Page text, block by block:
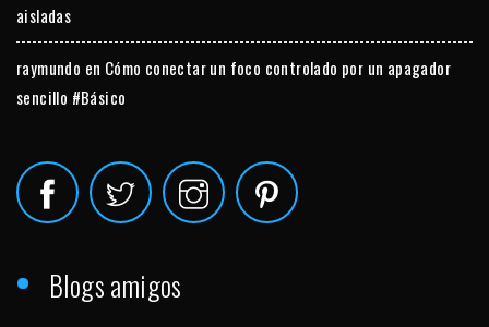
aisladas
raymundo en Cómo conectar un foco controlado por un apagador
sencillo #Básico
Blogs amigos